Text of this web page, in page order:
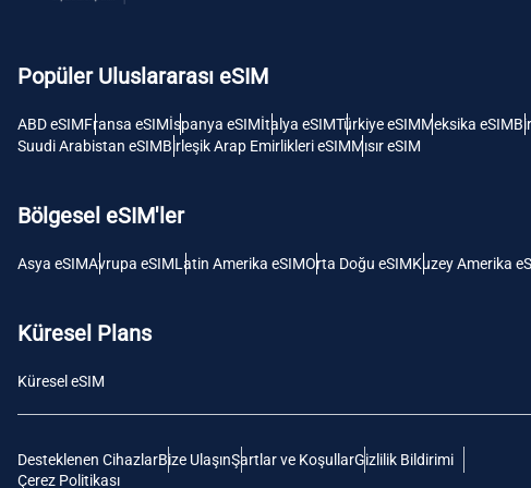
Popüler Uluslararası eSIM
ABD eSIMFransa eSIMİspanya eSIMİtalya eSIMTürkiye eSIMMeksika eSIM
Suudi Arabistan eSIMBirleşik Arap Emirlikleri eSIMMısır eSIM
Bölgesel eSIM'ler
Asya eSIMAvrupa eSIMLatin Amerika eSIMOrta Doğu eSIMKuzey Amerika
Küresel Plans
Küresel eSIM
Desteklenen CihazlarBize UlaşınŞartlar ve KoşullarGizlilik Bildirimi
Çerez Politikası
THB -